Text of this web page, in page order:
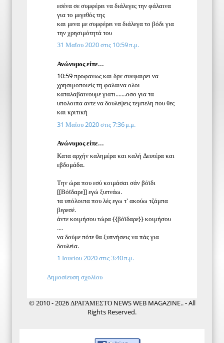
εσένα σε συμφέρει να διάλεγες την φάλαινα
για το μεγεθός της
και μενα με συμφέρει να διάλεγα το βόδι για
την χρησιμότητά του
31 Μαΐου 2020 στις 10:59 π.μ.
Ανώνυμος είπε...
10:59 προφανως και δρν συνφαιρει να
χρησιμοποιείς τη φαλαινα ολοι
καταλαβαινουμε γιατι.......οσο για τα
υπολοιπα αντε να δουλεψεις τεμπελη που θες
και κριτική
31 Μαΐου 2020 στις 7:36 μ.μ.
Ανώνυμος είπε...
Κατα αρχήν καλημέρα και καλή Δευτέρα και
εβδομάδα.
Την ώρα που εσύ κοιμάσαι σάν βόϊδι
[[Βόϊδαρε]] εγώ ξυπνάω.
τα υπόλοιπα που λές εγω τ' ακούω τζάμπα
βερεσέ.
άντε κοιμήσου τώρα {{βόϊδαρε}} κοιμήσου
....
να δούμε πότε θα ξυπνήσεις να πάς για
δουλεία.
1 Ιουνίου 2020 στις 3:40 π.μ.
Δημοσίευση σχολίου
© 2010 - 2026 ΔΡΑΓΑΜΕΣΤΟ NEWS WEB MAGAZINE.. - All
Rights Reserved.